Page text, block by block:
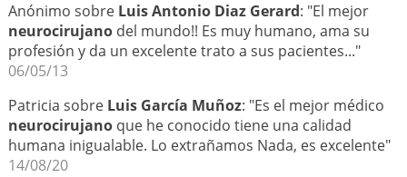
Anónimo sobre Luis Antonio Diaz Gerard: "El mejor
neurocirujanodel mundo!! Es muy humano, ama su
profesión y da un excelente trato a sus pacientes..."
06/05/13
Patricia sobre Luis García Muñoz: "Es el mejor médico
neurocirujanoque he conocido tiene una calidad
humana inigualable. Lo extrañamos Nada, es excelente"
14/08/20